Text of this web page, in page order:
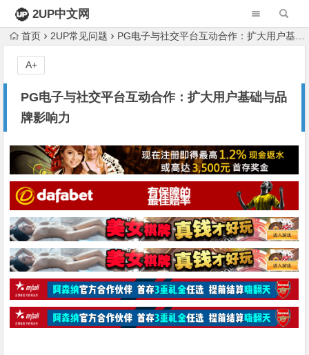
2UP中文网
首页 2UP常见问题 PG电子与社交平台互动合作：扩大用户基础与品牌影响力
PG电子与社交平台互动合作：扩大用户基础与品
牌影响力
A+